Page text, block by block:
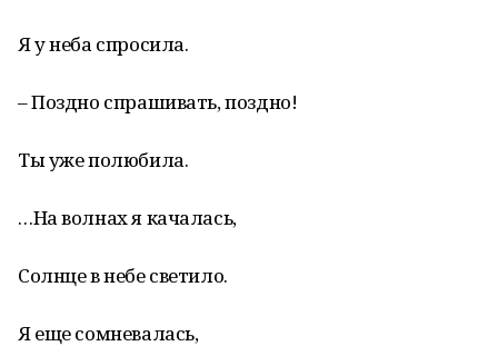
Я у неба спросила.
– Поздно спрашивать, поздно!
Ты уже полюбила.
…На волнах я качалась,
Солнце в небе светило.
Я еще сомневалась,